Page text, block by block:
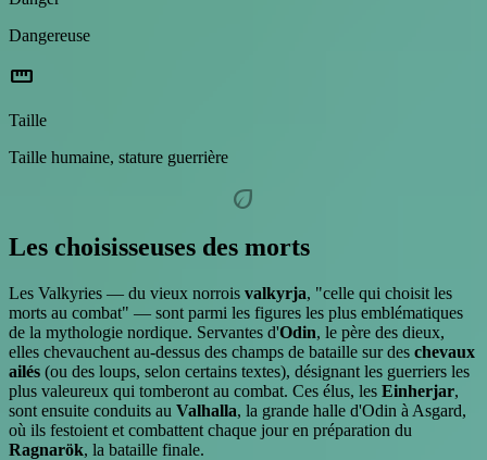
Dangereuse
straighten
Taille
Taille humaine, stature guerrière
eco
Les choisisseuses des morts
Les Valkyries — du vieux norrois valkyrja, "celle qui choisit les
morts au combat" — sont parmi les figures les plus emblématiques
de la mythologie nordique. Servantes d'Odin, le père des dieux,
elles chevauchent au-dessus des champs de bataille sur des chevaux
ailés (ou des loups, selon certains textes), désignant les guerriers les
plus valeureux qui tomberont au combat. Ces élus, les Einherjar,
sont ensuite conduits au Valhalla, la grande halle d'Odin à Asgard,
où ils festoient et combattent chaque jour en préparation du
Ragnarök, la bataille finale.